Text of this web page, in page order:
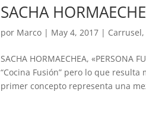
SACHA
por Marco | May 4, 2017 | Carrusel,
SACHA HORMAECHEA,
“Cocina Fusión” pero lo que
primer concepto representa una